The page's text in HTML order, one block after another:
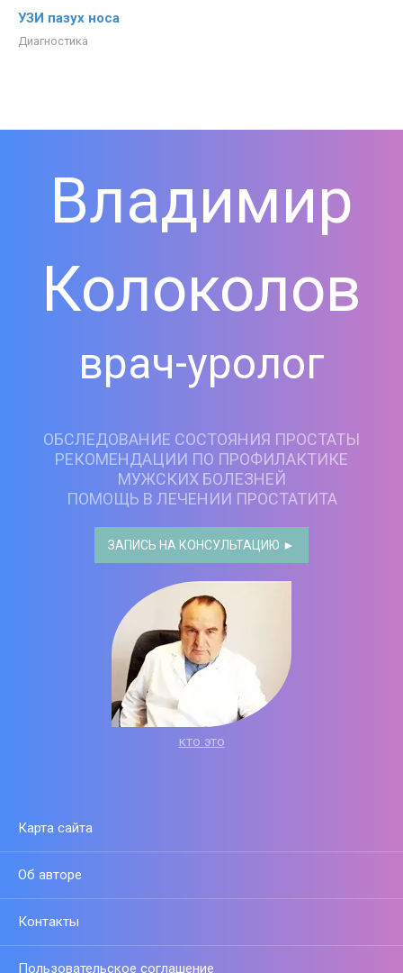
УЗИ пазух носа
Диагностика
Владимир
Колоколов
врач-уролог
ОБСЛЕДОВАНИЕ СОСТОЯНИЯ ПРОСТАТЫ
РЕКОМЕНДАЦИИ ПО ПРОФИЛАКТИКЕ
МУЖСКИХ БОЛЕЗНЕЙ
ПОМОЩЬ В ЛЕЧЕНИИ ПРОСТАТИТА
ЗАПИСЬ НА КОНСУЛЬТАЦИЮ ►
кто это
Карта сайта
Об авторе
Контакты
Пользовательское соглашение